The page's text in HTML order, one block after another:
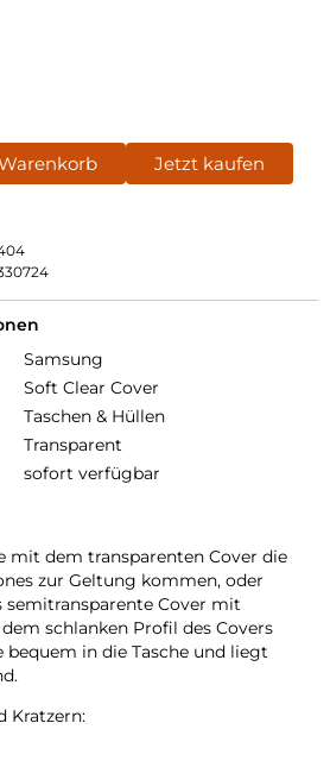
Jetzt kaufen
Samsung
Soft Clear Cover
Taschen & Hüllen
Transparent
sofort verfügbar
mit dem transparenten Cover die
zur Geltung kommen, oder
semitransparente Cover mit
schlanken Profil des Covers
bequem in die Tasche und liegt
Kratzern: